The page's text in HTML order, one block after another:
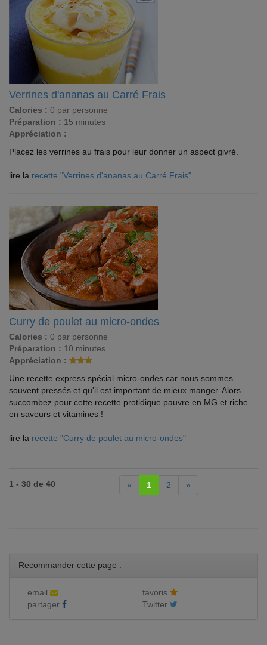
Verrines d'ananas au Carré Frais
Calories : 0 par personne
Préparation : 15 minutes
Appréciation :
Placez les verrines au frais pour leur donner un aspect givré.
lire la recette "Verrines d'ananas au Carré Frais"
Curry de poulet au micro-ondes
Calories : 0 par personne
Préparation : 10 minutes
Appréciation :
Une recette express spécial micro-ondes car nous sommes
souvent pressés et qu'il est important de mieux manger. Alors
succombez pour cette recette protidique pauvre en MG et riche
en saveurs et vitamines !
lire la recette "Curry de poulet au micro-ondes"
1 - 30 de 40 « 1 2 »
Recommander cette page :
email
favoris
partager
Twitter